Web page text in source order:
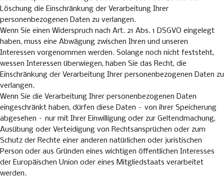
Löschung die Einschränkung der Verarbeitung Ihrer
personenbezogenen Daten zu verlangen.
Wenn Sie einen Widerspruch nach Art. 21 Abs. 1 DSGVO eingelegt
haben, muss eine Abwägung zwischen Ihren und unseren
Interessen vorgenommen werden. Solange noch nicht feststeht,
wessen Interessen überwiegen, haben Sie das Recht, die
Einschränkung der Verarbeitung Ihrer personenbezogenen Daten zu
verlangen.
Wenn Sie die Verarbeitung Ihrer personenbezogenen Daten
eingeschränkt haben, dürfen diese Daten – von ihrer Speicherung
abgesehen – nur mit Ihrer Einwilligung oder zur Geltendmachung,
Ausübung oder Verteidigung von Rechtsansprüchen oder zum
Schutz der Rechte einer anderen natürlichen oder juristischen
Person oder aus Gründen eines wichtigen öffentlichen Interesses
der Europäischen Union oder eines Mitgliedstaats verarbeitet
werden.